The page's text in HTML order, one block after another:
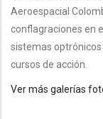
Aeroespacial
conflagraciones en
sistemas
cursos de acción.
Ver más galerías